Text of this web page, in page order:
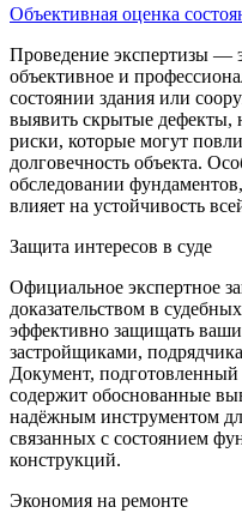
Объективная оценка
Проведение экспертизы —
объективное и
состоянии здания или
выявить скрытые дефекты,
риски, которые могут
долговечность объекта.
обследовании
влияет на устойчивость
Защита интересов в суде
Официальное экспертное
доказательством в
эффективно защищать
застройщиками,
Документ,
содержит обоснованные
надёжным инструментом
связанных с состоянием
конструкций.
Экономия на ремонте